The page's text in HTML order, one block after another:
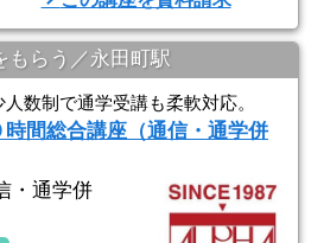
振替が可能です。
す）
もらう／永田町駅
数制で通学受講も柔軟対応。
時間総合講座（通信・通学併
・通学併